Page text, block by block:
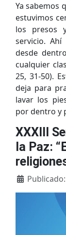
Ya sabemos
estuvimos
los presos
servicio.
desde
cualquier
25, 31-50).
deja para
lavar los
por dentro y
XXXIII
la Paz:
Detalles